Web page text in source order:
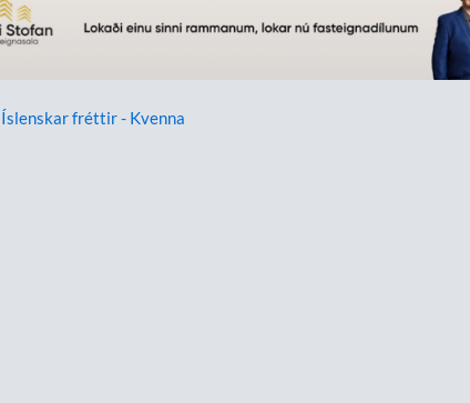
Íslenskar fréttir - Kvenna